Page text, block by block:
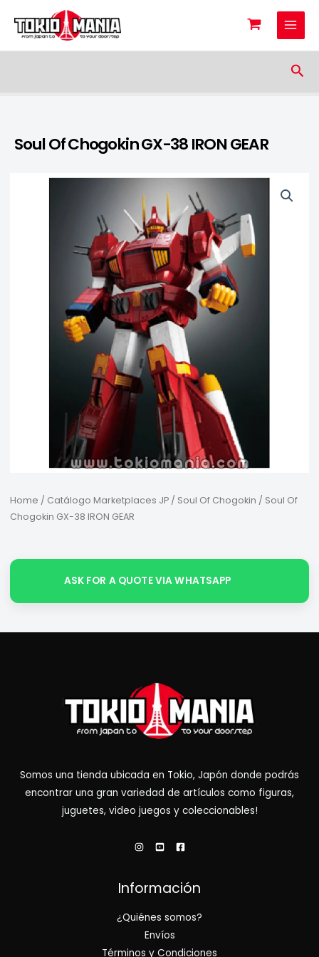
Skip to content
Soul Of Chogokin GX-38 IRON GEAR
Home / Catálogo Marketplaces JP/ Soul Of Chogokin / Soul Of
Chogokin GX-38 IRON GEAR
ASK FOR A QUOTE VIA WHATSAPP
Somos una tienda ubicada en Tokio, Japón donde podrás
encontrar una gran variedad de artículos como figuras,
juguetes, video juegos y coleccionables!
Información
¿Quiénes somos?
Envíos
Términos y Condiciones